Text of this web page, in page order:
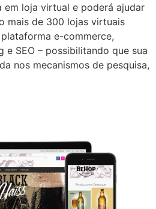
em loja virtual e poderá ajudar
mais de 300 lojas virtuais
e-commerce,
SEO – possibilitando que sua
nos mecanismos de pesquisa,